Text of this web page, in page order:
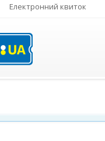
Електронний квиток